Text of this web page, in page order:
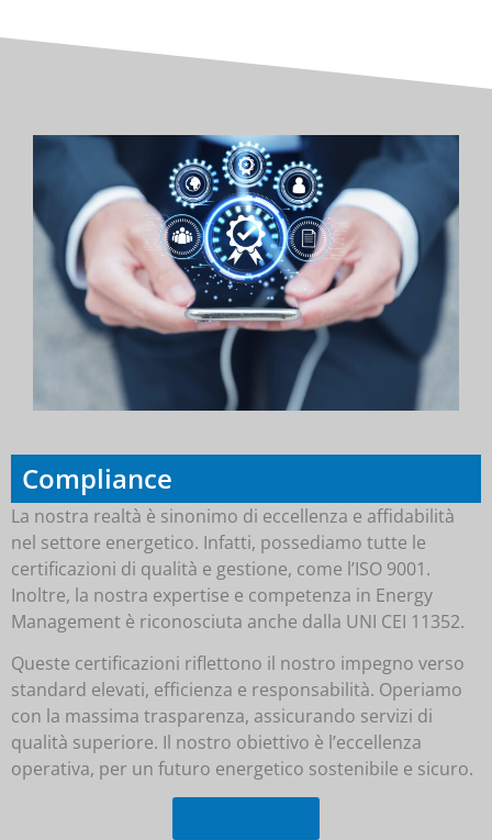
Compliance
La nostra realtà è sinonimo di eccellenza e affidabilità
nel settore energetico. Infatti, possediamo tutte le
certificazioni di qualità e gestione, come l’ISO 9001.
Inoltre, la nostra expertise e competenza in Energy
Management è riconosciuta anche dalla UNI CEI 11352.
Queste certificazioni riflettono il nostro impegno verso
standard elevati, efficienza e responsabilità. Operiamo
con la massima trasparenza, assicurando servizi di
qualità superiore. Il nostro obiettivo è l’eccellenza
operativa, per un futuro energetico sostenibile e sicuro.